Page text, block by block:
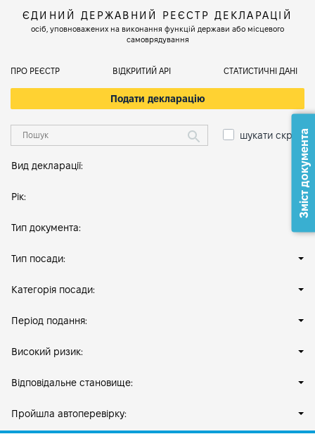
ЄДИНИЙ ДЕРЖАВНИЙ РЕЄСТР ДЕКЛАРАЦІЙ
осіб, уповноважених на виконання функцій держави або місцевого
самоврядування
ПРО РЕЄСТР ВІДКРИТИЙ АРІ СТАТИСТИЧНІ ДАНІ
Подати декларацію
шукати скрізь
Вид декларації:
Рік:
Тип документа:
Тип посади:
Категорія посади:
Період подання:
Високий ризик:
Відповідальне становище:
Пройшла автоперевірку:
Зміст документа